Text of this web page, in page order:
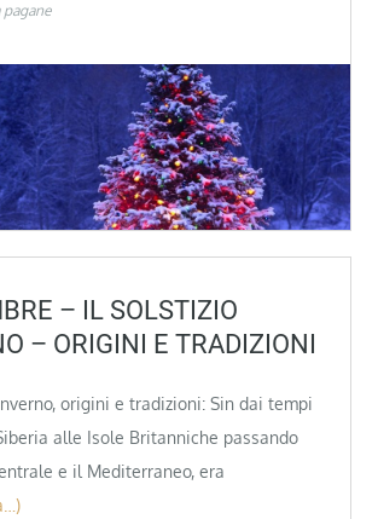
– IL SOLSTIZIO
– ORIGINI E TRADIZIONI
origini e tradizioni: Sin dai tempi
alle Isole Britanniche passando
e il Mediterraneo, era